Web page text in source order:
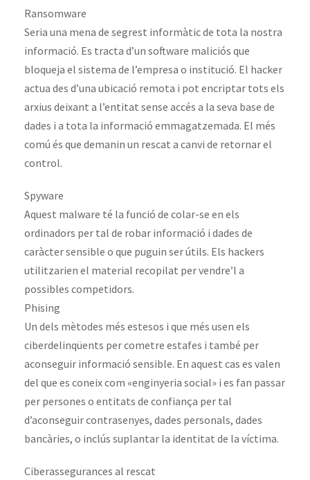
Ransomware
Seria una mena de segrest informàtic de tota la nostra
informació. Es tracta d’un software maliciós que
bloqueja el sistema de l’empresa o institució. El hacker
actua des d’una ubicació remota i pot encriptar tots els
arxius deixant a l’entitat sense accés a la seva base de
dades i a tota la informació emmagatzemada. El més
comú és que demanin un rescat a canvi de retornar el
control.
Spyware
Aquest malware té la funció de colar-se en els
ordinadors per tal de robar informació i dades de
caràcter sensible o que puguin ser útils. Els hackers
utilitzarien el material recopilat per vendre’l a
possibles competidors.
Phising
Un dels mètodes més estesos i que més usen els
ciberdelinqüents per cometre estafes i també per
aconseguir informació sensible. En aquest cas es valen
del que es coneix com «enginyeria social» i es fan passar
per persones o entitats de confiança per tal
d’aconseguir contrasenyes, dades personals, dades
bancàries, o inclús suplantar la identitat de la víctima.
Ciberassegurances al rescat